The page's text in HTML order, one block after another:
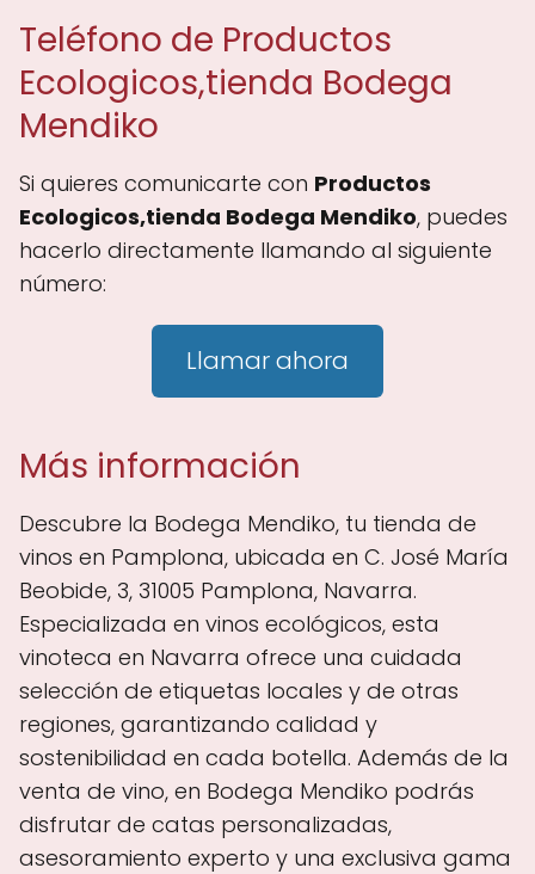
Teléfono de Productos
Ecologicos,tienda Bodega
Mendiko
Si quieres comunicarte con Productos
Ecologicos,tienda Bodega Mendiko, puedes
hacerlo directamente llamando al siguiente
número:
Llamar ahora
Más información
Descubre la Bodega Mendiko, tu tienda de
vinos en Pamplona, ubicada en C. José María
Beobide, 3, 31005 Pamplona, Navarra.
Especializada en vinos ecológicos, esta
vinoteca en Navarra ofrece una cuidada
selección de etiquetas locales y de otras
regiones, garantizando calidad y
sostenibilidad en cada botella. Además de la
venta de vino, en Bodega Mendiko podrás
disfrutar de catas personalizadas,
asesoramiento experto y una exclusiva gama